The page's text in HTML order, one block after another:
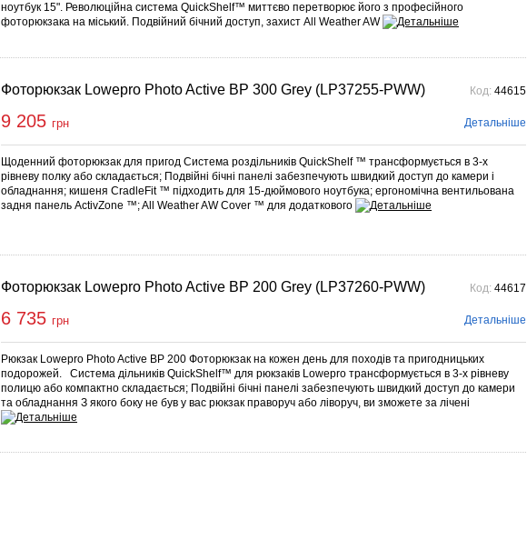
ноутбук 15". Революційна система QuickShelf™ миттєво перетворює його з професійного
фоторюкзака на міський. Подвійний бічний доступ, захист All Weather AW
Фоторюкзак Lowepro Photo Active BP 300 Grey (LP37255-PWW) Код: 44615
9 205 грн Детальніше
Щоденний фоторюкзак для пригод Система роздільників QuickShelf ™ трансформується в 3-х
рівневу полку або складається; Подвійні бічні панелі забезпечують швидкий доступ до камери і
обладнання; кишеня CradleFit ™ підходить для 15-дюймового ноутбука; ергономічна вентильована
задня панель ActivZone ™; All Weather AW Cover ™ для додаткового
Фоторюкзак Lowepro Photo Active BP 200 Grey (LP37260-PWW) Код: 44617
6 735 грн Детальніше
Рюкзак Lowepro Photo Active BP 200 Фоторюкзак на кожен день для походів та пригодницьких
подорожей. Система дільників QuickShelf™ для рюкзаків Lowepro трансформується в 3-х рівневу
полицю або компактно складається; Подвійні бічні панелі забезпечують швидкий доступ до камери
та обладнання З якого боку не був у вас рюкзак праворуч або ліворуч, ви зможете за лічені